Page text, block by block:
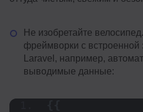
Не изобретайте
фреймворки с встроенной
Laravel, например,
выводимые данные: